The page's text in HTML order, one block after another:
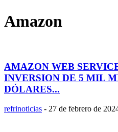
Amazon
AMAZON WEB
INVERSION DE 5 MIL
DÓLARES...
refrinoticias - 27 de febrero de